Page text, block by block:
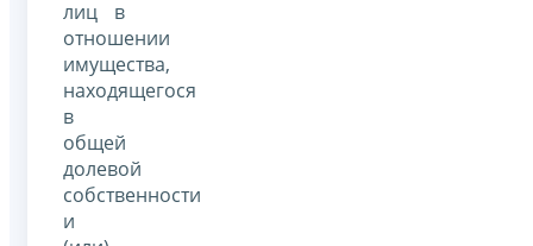
лиц в
отношении
имущества,
находящегося
в
общей
долевой
собственности
и